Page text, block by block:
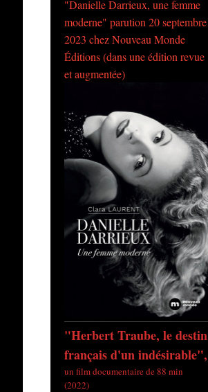
"Danielle Darrieux, une femme
moderne" parution 20 septembre
2023 chez Nouveau Monde
Éditions (dans une édition revue
et augmentée)
"Herbert Traube, le destin
français d'un indésirable",
un film documentaire de 88 min
(2022)